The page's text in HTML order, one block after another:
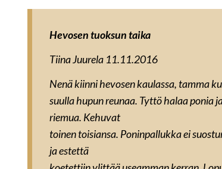
Hevosen tuoksun taika
Tiina Juurela 11.11.2016
Nenä kiinni hevosen kaulassa, tamma
suulla hupun reunaa. Tyttö halaa ponia
riemua. Kehuvat
toinen toisiansa. Poninpallukka ei
ja estettä